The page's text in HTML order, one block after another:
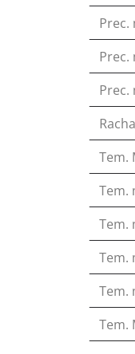
Prec.
Prec.
Prec.
Tem.
Tem.
Tem.
Tem.
Tem.
Tem.